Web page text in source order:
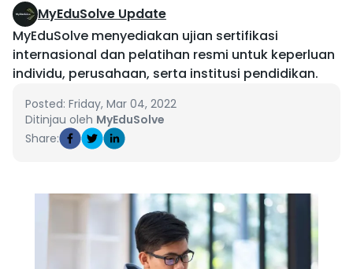
Shop
My Cart
Profile
MyEduSolve Update
MyEduSolve menyediakan ujian sertifikasi
internasional dan pelatihan resmi untuk keperluan
individu, perusahaan, serta institusi pendidikan.
Posted: Friday, Mar 04, 2022
Ditinjau oleh MyEduSolve
Share: